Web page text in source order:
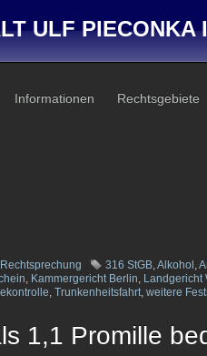
ULF PIECONKA
Informationen Rechtsgebiete
Rechtsprechung 316 StGB,Alkohol ,
, Kammergericht Berlin, Landgericht
, Trunkenheitsfahrt, weitere
1,1 Promille